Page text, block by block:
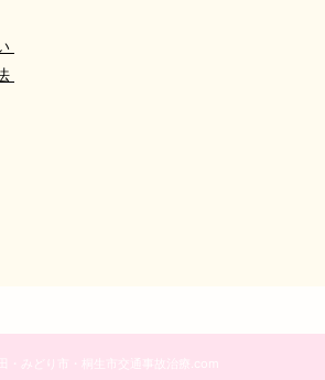
・みどり市・桐生市交通事故治療.com